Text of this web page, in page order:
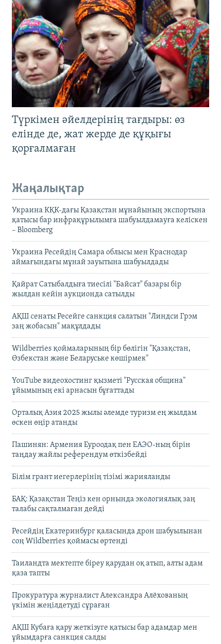
Түркімен әйелдерінің тағдыры: өз
елінде де, жат жерде де құқығы
қорғалмаған
Жаңалықтар
Украина КҚК-дағы Қазақстан мұнайының экспортына
қатысы бар инфрақұрылымға шабуылдамауға келіскен
– Bloomberg
Украина Ресейдің Самара облысы мен Краснодар
аймағындағы мұнай зауытына шабуылдады
Қайрат Сатыбалдыға тиесілі "Байсат" базары бір
жылдан кейін аукционда сатылды
АҚШ сенаты Ресейге санкция салатын "Линдси Грэм
заң жобасын" мақұлдады
Wildberries қоймаларының бір бөлігін "Қазақстан,
Өзбекстан және Беларуське көшірмек"
YouTube видеохостинг қызметі "Русская община"
ұйымының екі арнасын бұғаттады
Орталық Азия 2025 жылы әлемде туризм ең жылдам
өскен өңір атанды
Пашинян: Армения Еуроодақ пен ЕАЭО-ның бірін
таңдау жайлы референдум өткізбейді
Білім грант иегерлерінің тізімі жарияланды
БАҚ: Қазақстан Теңіз кен орнында экологиялық заң
талабы сақталмаған дейді
Ресейдің Екатеринбург қаласында дрон шабуылынан
соң Wildberries қоймасы өртенді
Таиландта мектепте біреу қарудан оқ атып, алты адам
қаза тапты
Прокуратура журналист Александра Алёхованың
үкімін жеңілдетуді сұраған
АҚШ Кубаға қару жеткізуге қатысы бар адамдар мен
ұйымдарға санкция салды